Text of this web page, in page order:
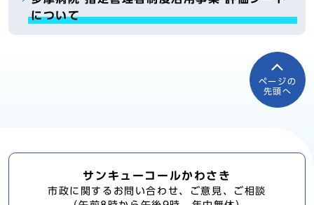
について
ページの
先頭へ
サンキューコールかわさき
市政に関するお問い合わせ、ご意見、ご相談